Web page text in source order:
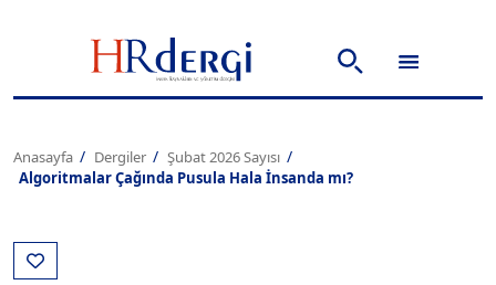
Anasayfa Dergiler
Şubat 2026 Sayısı
Algoritmalar Çağında Pusula Hala İnsanda mı?